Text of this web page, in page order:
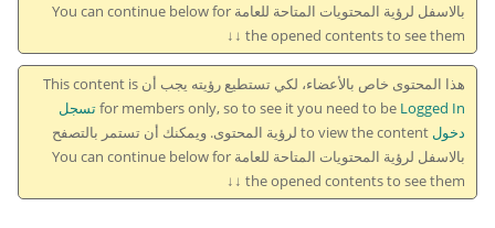
بالاسفل لرؤية المحتويات المتاحة للعامة You can continue below for
the opened contents to see them ↓↓
هذا المحتوى خاص بالأعضاء، لكي تستطيع رؤيته يجب أن This content is
for members only, so to see it you need to beLogged In تسجل
دخول
to view the content لرؤية المحتوى. ويمكنك أن تستمر بالتصفح
بالاسفل لرؤية المحتويات المتاحة للعامة You can continue below for
the opened contents to see them ↓↓